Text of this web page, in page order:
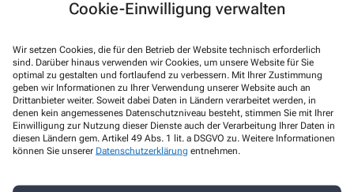
Cookie-Einwilligung verwalten
Wir setzen Cookies, die für den Betrieb der Website technisch erforderlich
sind. Darüber hinaus verwenden wir Cookies, um unsere Website für Sie
optimal zu gestalten und fortlaufend zu verbessern. Mit Ihrer Zustimmung
geben wir Informationen zu Ihrer Verwendung unserer Website auch an
Drittanbieter weiter. Soweit dabei Daten in Ländern verarbeitet werden, in
denen kein angemessenes Datenschutzniveau besteht, stimmen Sie mit Ihrer
Einwilligung zur Nutzung dieser Dienste auch der Verarbeitung Ihrer Daten in
diesen Ländern gem. Artikel 49 Abs. 1 lit. a DSGVO zu. Weitere Informationen
können Sie unserer Datenschutzerklärung entnehmen.